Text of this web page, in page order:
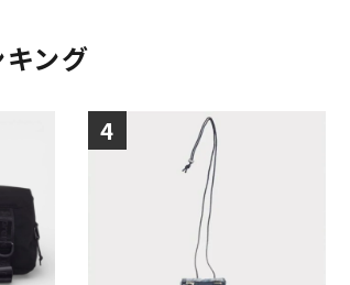
ング